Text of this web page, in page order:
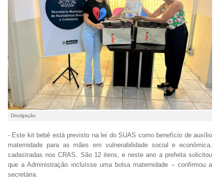
Divulgação
- Este kit bebê está previsto na lei do SUAS como benefício de auxílio
maternidade para as mães em vulnerabilidade social e econômica,
cadastradas nos CRAS. São 12 itens, e neste ano a prefeita solicitou
que a Administração incluísse uma bolsa maternidade – confirmou a
secretária.